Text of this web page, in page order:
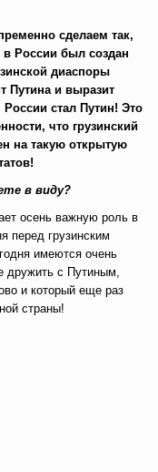
сделаем так,
России был создан
диаспоры
Путина и выразит
стал Путин! Это
что грузинский
на такую открытую
в виду?
осень важную роль в
перед грузинским
имеются очень
дружить с Путиным,
и который еще раз
страны!